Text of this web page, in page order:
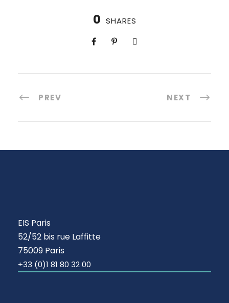
0 SHARES
PREV NEXT
EIS Paris
52/52 bis rue Laffitte
75009 Paris
+33 (0)1 81 80 32 00